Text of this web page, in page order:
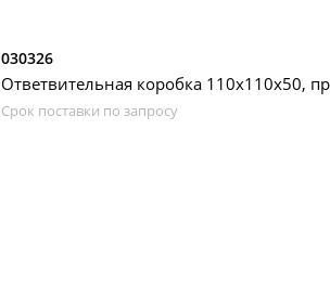
030326
Ответвительная коробка 110х110х50,
Срок поставки по запросу